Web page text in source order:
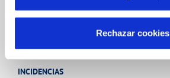
Rechazar cookies
FACTURAS, PAGOS Y CONSUMOS
MODIFICACIÓN DE DATOS
INCIDENCIAS